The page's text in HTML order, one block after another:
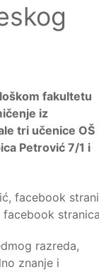
fakultetu
iz
tri učenice OŠ
Petrović 7/1 i
facebook
razreda,
znanje i